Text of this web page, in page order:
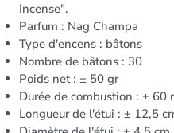
Incense".
Parfum : Nag Champa
Type d'encens : bâtons
Nombre de bâtons : 30
Poids net : ± 50 gr
Durée de combustion : ± 60
Longueur de l'étui : ± 12,5